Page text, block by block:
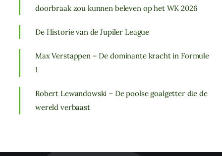
doorbraak zou kunnen beleven op het WK 2026
De Historie van de Jupiler League
Max Verstappen – De dominante kracht in Formule
1
Robert Lewandowski – De poolse goalgetter die de
wereld verbaast